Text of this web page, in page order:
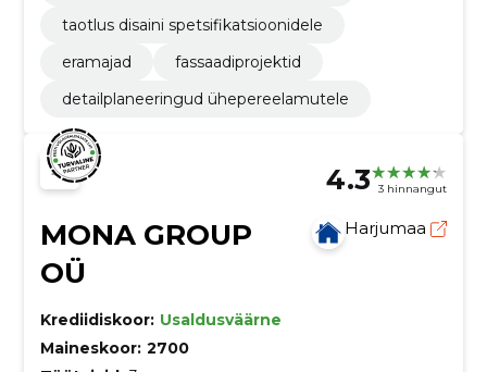
taotlus disaini spetsifikatsioonidele
eramajad
fassaadiprojektid
detailplaneeringud ühepereelamutele
4.3 3 hinnangut
MONA GROUP
OÜ
Harjumaa
Krediidiskoor: Usaldusväärne
Maineskoor: 2700